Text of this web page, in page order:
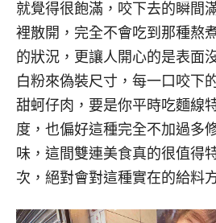
就覺得很飽滿，咬下去的瞬間
裡散開，完全不會吃到那種熬
的狀況，更讓人開心的是表面
白粉來偽裝尺寸，每一口咬下
甜蚵仔肉，要是你平時吃麵線
度，也偏好這種完全不加過多
味，這間雙連美食真的很值得
次，絕對會對這種實在的給料